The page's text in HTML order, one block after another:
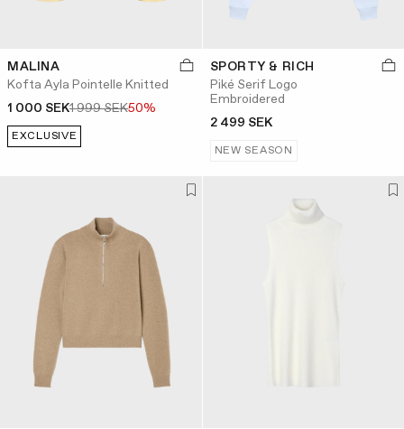
MALINA
Kofta Ayla Pointelle Knitted
1 000 SEK1 999 SEK50%
EXCLUSIVE
SPORTY & RICH
Piké Serif Logo
Embroidered
2 499 SEK
NEW SEASON